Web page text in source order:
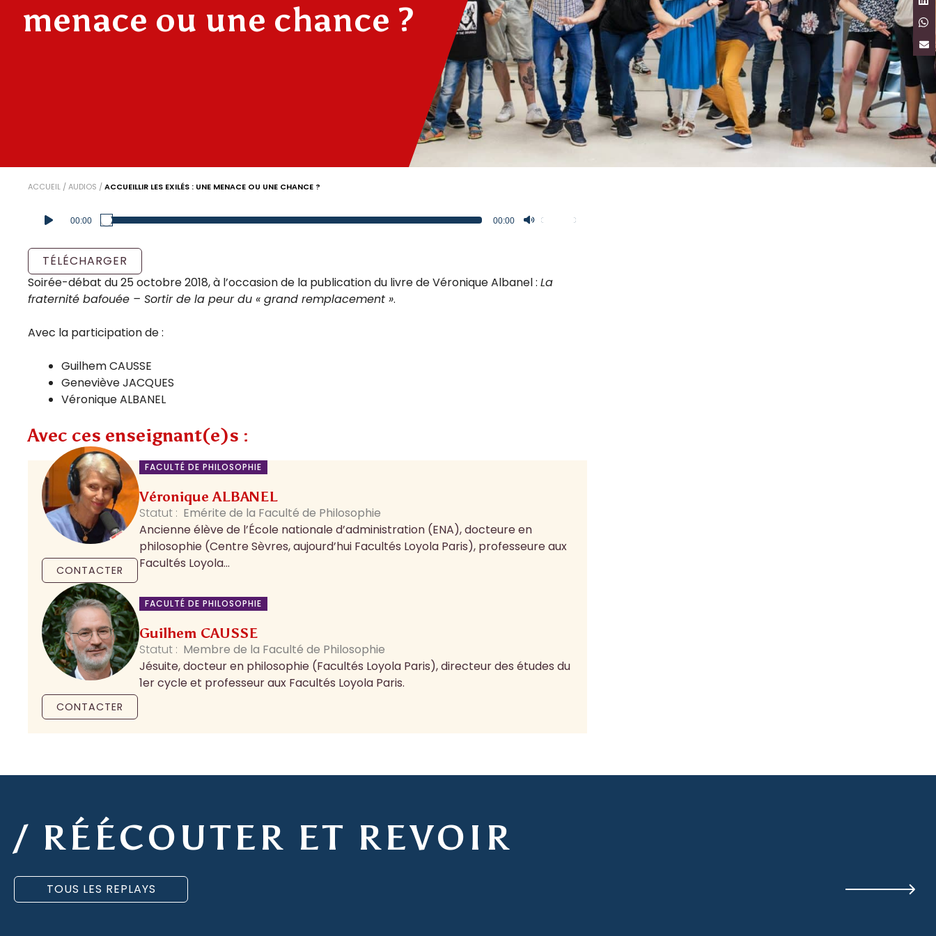
menace ou une chance ?
ACCUEIL /AUDIOS /ACCUEILLIR LES EXILÉS : UNE MENACE OU UNE CHANCE ?
Lecteur
audio
00:00 00:00
augmenter
TÉLÉCHARGER
Soirée-débat du 25 octobre 2018, à l’occasion de la publication du livre de Véronique Albanel : La
fraternité bafouée – Sortir de la peur du « grand remplacement ».
Avec la participation de :
Guilhem CAUSSE
Geneviève JACQUES
Véronique ALBANEL
Avec ces enseignant(e)s :
CONTACTER
FACULTÉ DE PHILOSOPHIE
Véronique ALBANEL
Statut : Emérite de la Faculté de Philosophie
Ancienne élève de l’École nationale d’administration (ENA), docteure en
philosophie (Centre Sèvres, aujourd’hui Facultés Loyola Paris), professeure aux
Facultés Loyola...
CONTACTER
FACULTÉ DE PHILOSOPHIE
Guilhem CAUSSE
Statut : Membre de la Faculté de Philosophie
Jésuite, docteur en philosophie (Facultés Loyola Paris), directeur des études du
1er cycle et professeur aux Facultés Loyola Paris.
/ RÉÉCOUTER ET REVOIR
TOUS LES REPLAYS